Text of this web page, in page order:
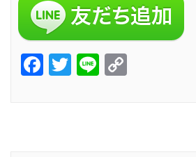
Facebook
Twitter
Line